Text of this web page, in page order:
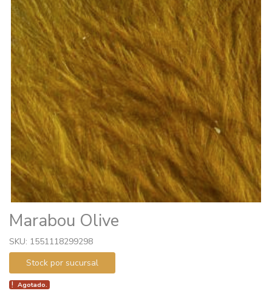
Marabou Olive
SKU: 1551118299298
Stock por sucursal
Agotado.